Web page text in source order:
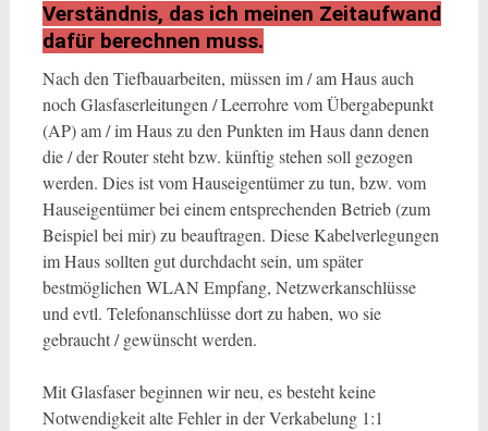
Verständnis, das ich meinen Zeitaufwand
dafür berechnen muss.
Nach den Tiefbauarbeiten, müssen im / am Haus auch
noch Glasfaserleitungen / Leerrohre vom Übergabepunkt
(AP) am / im Haus zu den Punkten im Haus dann denen
die / der Router steht bzw. künftig stehen soll gezogen
werden. Dies ist vom Hauseigentümer zu tun, bzw. vom
Hauseigentümer bei einem entsprechenden Betrieb (zum
Beispiel bei mir) zu beauftragen. Diese Kabelverlegungen
im Haus sollten gut durchdacht sein, um später
bestmöglichen WLAN Empfang, Netzwerkanschlüsse
und evtl. Telefonanschlüsse dort zu haben, wo sie
gebraucht / gewünscht werden.
Mit Glasfaser beginnen wir neu, es besteht keine
Notwendigkeit alte Fehler in der Verkabelung 1:1